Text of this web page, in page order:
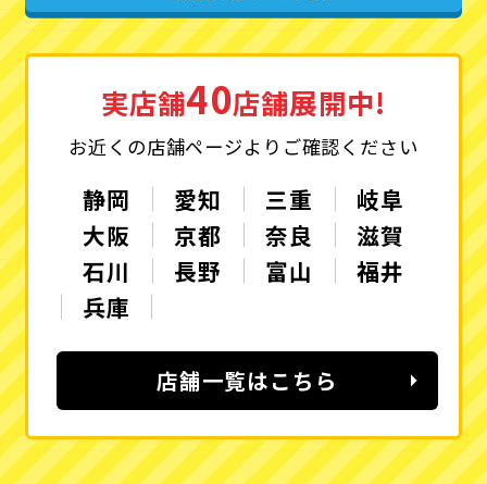
実店舗40店舗展開中!
お近くの店舗ページよりご確認ください
静岡 愛知 三重
岐阜
大阪
京都 奈良
滋賀
石川
長野 富山
福井
兵庫
店舗一覧はこちら